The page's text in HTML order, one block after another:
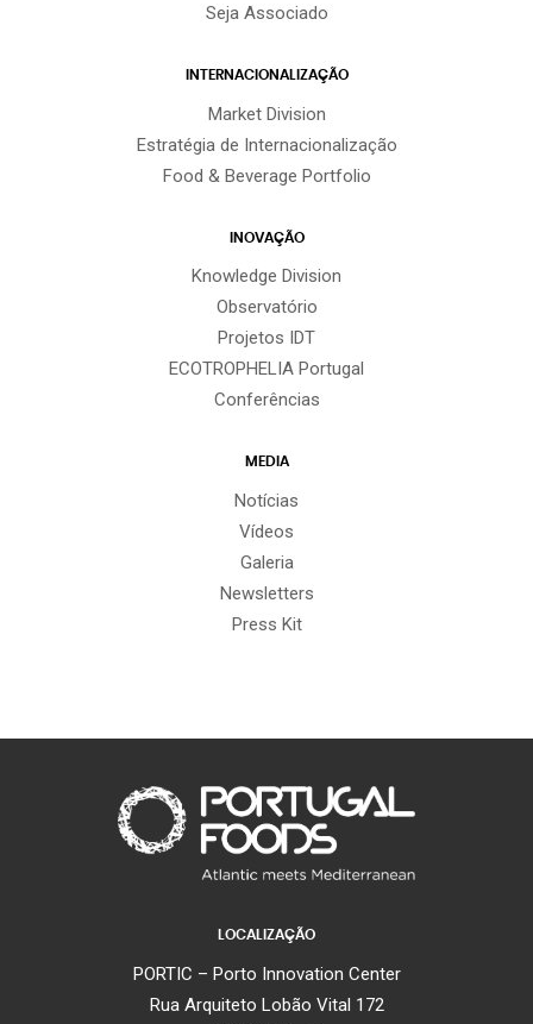
Seja Associado
INTERNACIONALIZAÇÃO
Market Division
Estratégia de Internacionalização
Food & Beverage Portfolio
INOVAÇÃO
Knowledge Division
Observatório
Projetos IDT
ECOTROPHELIA Portugal
Conferências
MEDIA
Notícias
Vídeos
Galeria
Newsletters
Press Kit
LOCALIZAÇÃO
PORTIC – Porto Innovation Center
Rua Arquiteto Lobão Vital 172